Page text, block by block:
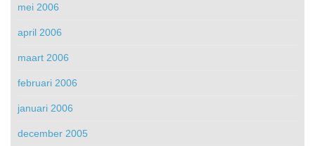
mei 2006
april 2006
maart 2006
februari 2006
januari 2006
december 2005